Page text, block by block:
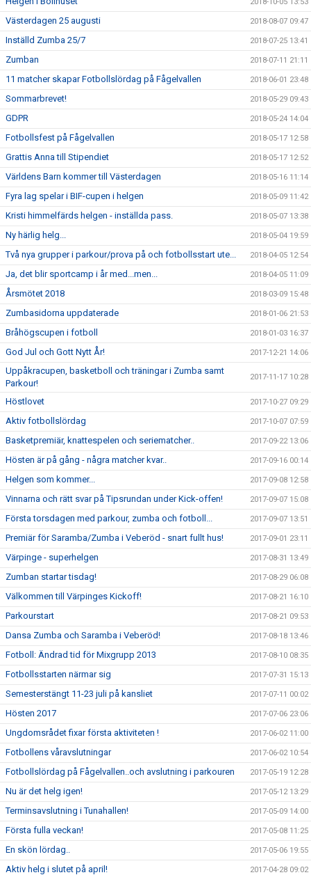
Västerdagen 25 augusti 2018-08-07 09:47
Inställd Zumba 25/7 2018-07-25 13:41
Zumban 2018-07-11 21:11
11 matcher skapar Fotbollslördag på Fågelvallen 2018-06-01 23:48
Sommarbrevet! 2018-05-29 09:43
GDPR 2018-05-24 14:04
Fotbollsfest på Fågelvallen 2018-05-17 12:58
Grattis Anna till Stipendiet 2018-05-17 12:52
Världens Barn kommer till Västerdagen 2018-05-16 11:14
Fyra lag spelar i BIF-cupen i helgen 2018-05-09 11:42
Kristi himmelfärds helgen - inställda pass. 2018-05-07 13:38
Ny härlig helg... 2018-05-04 19:59
Två nya grupper i parkour/prova på och fotbollsstart ute... 2018-04-05 12:54
Ja, det blir sportcamp i år med...men... 2018-04-05 11:09
Årsmötet 2018 2018-03-09 15:48
Zumbasidorna uppdaterade 2018-01-06 21:53
Bråhögscupen i fotboll 2018-01-03 16:37
God Jul och Gott Nytt År! 2017-12-21 14:06
Uppåkracupen, basketboll och träningar i Zumba samt
Parkour!
2017-11-17 10:28
Höstlovet 2017-10-27 09:29
Aktiv fotbollslördag 2017-10-07 07:59
Basketpremiär, knattespelen och seriematcher.. 2017-09-22 13:06
Hösten är på gång - några matcher kvar.. 2017-09-16 00:14
Helgen som kommer... 2017-09-08 12:58
Vinnarna och rätt svar på Tipsrundan under Kick-offen! 2017-09-07 15:08
Första torsdagen med parkour, zumba och fotboll... 2017-09-07 13:51
Premiär för Saramba/Zumba i Veberöd - snart fullt hus! 2017-09-01 23:11
Värpinge - superhelgen 2017-08-31 13:49
Zumban startar tisdag! 2017-08-29 06:08
Välkommen till Värpinges Kickoff! 2017-08-21 16:10
Parkourstart 2017-08-21 09:53
Dansa Zumba och Saramba i Veberöd! 2017-08-18 13:46
Fotboll: Ändrad tid för Mixgrupp 2013 2017-08-10 08:35
Fotbollsstarten närmar sig 2017-07-31 15:13
Semesterstängt 11-23 juli på kansliet 2017-07-11 00:02
Hösten 2017 2017-07-06 23:06
Ungdomsrådet fixar första aktiviteten ! 2017-06-02 11:00
Fotbollens våravslutningar 2017-06-02 10:54
Fotbollslördag på Fågelvallen..och avslutning i parkouren 2017-05-19 12:28
Nu är det helg igen! 2017-05-12 13:29
Terminsavslutning i Tunahallen! 2017-05-09 14:00
Första fulla veckan! 2017-05-08 11:25
En skön lördag.. 2017-05-06 19:55
Aktiv helg i slutet på april! 2017-04-28 09:02